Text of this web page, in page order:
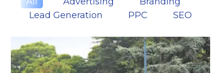
Lead Generation
PPC SEO